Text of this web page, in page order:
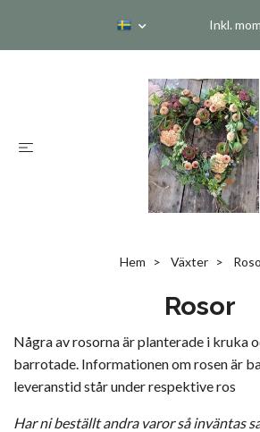
Inkl.
Hem Växter
Rosor
Några av rosorna är planterade i kruka
barrotade. Informationen om rosen är
leveranstid står under respektive ros
Har ni beställt andra varor så inväntas